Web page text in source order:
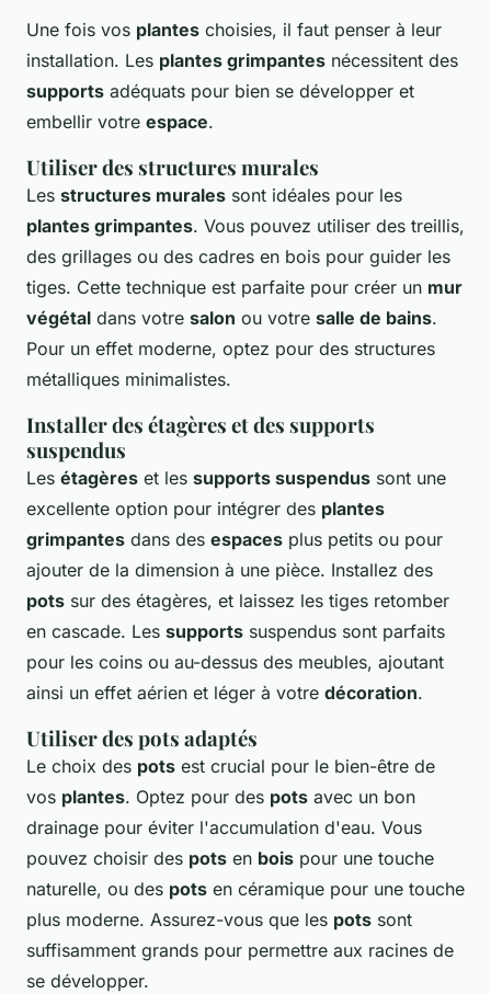
Une fois vos plantes choisies, il faut penser à leur
installation. Les plantes grimpantes nécessitent des
supports adéquats pour bien se développer et
embellir votre espace.
Utiliser des structures murales
Les structures murales sont idéales pour les
plantes grimpantes. Vous pouvez utiliser des treillis,
des grillages ou des cadres en bois pour guider les
tiges. Cette technique est parfaite pour créer un mur
végétal dans votre salon ou votre salle de bains.
Pour un effet moderne, optez pour des structures
métalliques minimalistes.
Installer des étagères et des supports
suspendus
Les étagères et les supports suspendus sont une
excellente option pour intégrer des plantes
grimpantes dans des espaces plus petits ou pour
ajouter de la dimension à une pièce. Installez des
pots sur des étagères, et laissez les tiges retomber
en cascade. Les supports suspendus sont parfaits
pour les coins ou au-dessus des meubles, ajoutant
ainsi un effet aérien et léger à votre décoration.
Utiliser des pots adaptés
Le choix des pots est crucial pour le bien-être de
vos plantes. Optez pour des pots avec un bon
drainage pour éviter l'accumulation d'eau. Vous
pouvez choisir des pots en bois pour une touche
naturelle, ou des pots en céramique pour une touche
plus moderne. Assurez-vous que les pots sont
suffisamment grands pour permettre aux racines de
se développer.